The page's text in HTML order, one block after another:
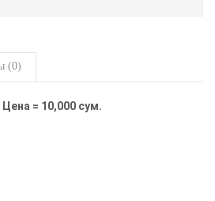
(0)
Цена = 10,000 сум.